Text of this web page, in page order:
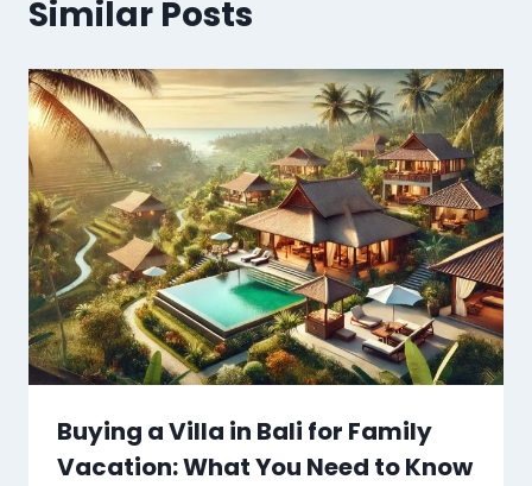
Similar Posts
Buying a Villa in Bali for Family
Vacation: What You Need to Know